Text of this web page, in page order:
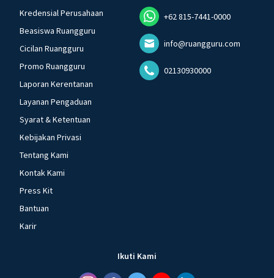
Kredensial Perusahaan
Beasiswa Ruangguru
Cicilan Ruangguru
Promo Ruangguru
Laporan Kerentanan
Layanan Pengaduan
Syarat & Ketentuan
Kebijakan Privasi
Tentang Kami
Kontak Kami
Press Kit
Bantuan
Karir
+62 815-7441-0000
info@ruangguru.com
02130930000
Ikuti Kami